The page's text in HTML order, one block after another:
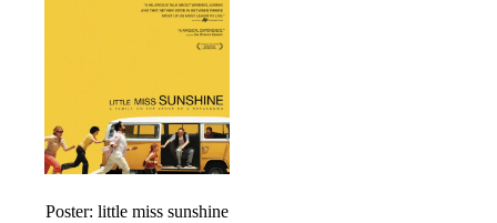
Poster: little miss sunshine